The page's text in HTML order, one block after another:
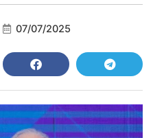
07/07/2025